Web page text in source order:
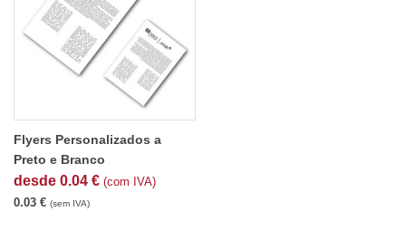
Flyers Personalizados a
Preto e Branco
desde 0.04 € (com IVA)
0.03 € (sem IVA)